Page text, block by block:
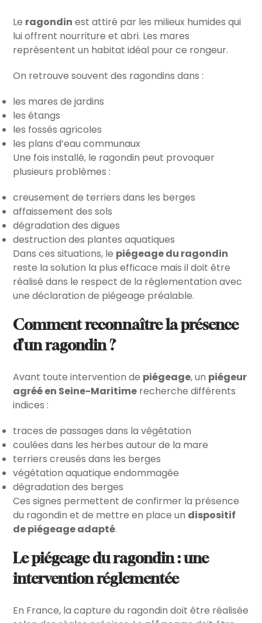
Le ragondin est attiré par les milieux humides qui
lui offrent nourriture et abri. Les mares
représentent un habitat idéal pour ce rongeur.
On retrouve souvent des ragondins dans :
les mares de jardins
les étangs
les fossés agricoles
les plans d’eau communaux
Une fois installé, le ragondin peut provoquer
plusieurs problèmes :
creusement de terriers dans les berges
affaissement des sols
dégradation des digues
destruction des plantes aquatiques
Dans ces situations, le piégeage du ragondin
reste la solution la plus efficace mais il doit être
réalisé dans le respect de la réglementation avec
une déclaration de piégeage préalable.
Comment reconnaître la présence
d’un ragondin ?
Avant toute intervention de piégeage, un piégeur
agréé en Seine-Maritime recherche différents
indices :
traces de passages dans la végétation
coulées dans les herbes autour de la mare
terriers creusés dans les berges
végétation aquatique endommagée
dégradation des berges
Ces signes permettent de confirmer la présence
du ragondin et de mettre en place un dispositif
de piégeage adapté.
Le piégeage du ragondin : une
intervention réglementée
En France, la capture du ragondin doit être réalisée